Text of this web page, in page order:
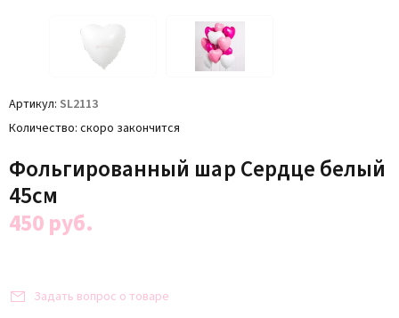
Артикул SL2113
Количество скоро закончится
Фольгированный шар Сердце белый
45см
450руб.
Задать вопрос о товаре